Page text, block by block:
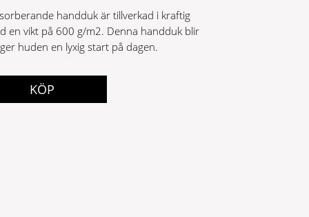
handduk är tillverkad i kraftig
en vikt på 600 g/m2. Denna handduk blir
huden en lyxig start på dagen.
KÖP